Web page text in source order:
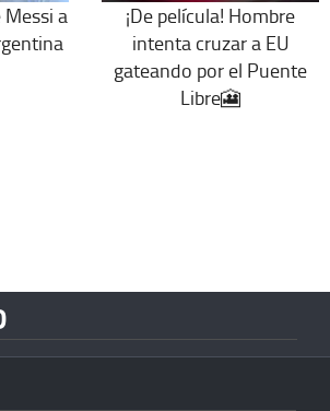
Messi a
¡De película! Hombre
intenta cruzar a EU
gateando por el Puente
Libre🎦